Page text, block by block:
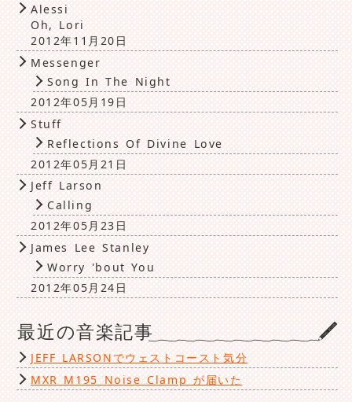
Alessi
Oh, Lori
2012年11月20日
Messenger
Song In The Night
2012年05月19日
Stuff
Reflections Of Divine Love
2012年05月21日
Jeff Larson
Calling
2012年05月23日
James Lee Stanley
Worry 'bout You
2012年05月24日
最近の音楽記事
JEFF LARSONでウェストコースト気分
MXR M195 Noise Clamp が届いた